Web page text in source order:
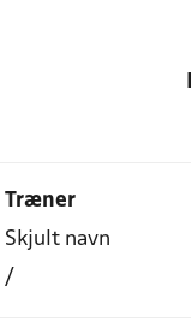
Træner
Skjult navn
/